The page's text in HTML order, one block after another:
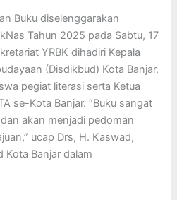
Buku diselenggarakan
Tahun 2025 pada Sabtu, 17
YRBK dihadiri Kepala
(Disdikbud) Kota Banjar,
pegiat literasi serta Ketua
se-Kota Banjar. “Buku sangat
akan menjadi pedoman
ucap Drs, H. Kaswad,
Kota Banjar dalam